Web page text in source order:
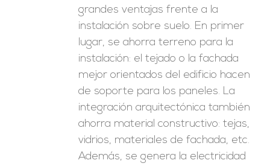
grandes ventajas frente a la
instalación sobre suelo. En primer
lugar, se ahorra terreno para la
instalación: el tejado o la fachada
mejor orientados del edificio hacen
de soporte para los paneles. La
integración arquitectónica también
ahorra material constructivo: tejas,
vidrios, materiales de fachada, etc.
Además, se genera la electricidad